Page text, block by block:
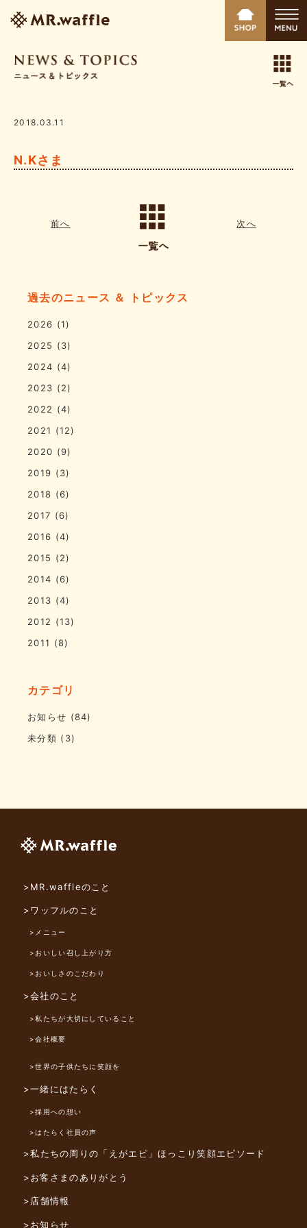
2018.03.11
N.Kさま
前へ 次へ
過去のニュース ＆ トピックス
2026 (1)
2025 (3)
2024 (4)
2023 (2)
2022 (4)
2021 (12)
2020 (9)
2019 (3)
2018 (6)
2017 (6)
2016 (4)
2015 (2)
2014 (6)
2013 (4)
2012 (13)
2011 (8)
カテゴリ
お知らせ (84)
未分類 (3)
>MR.waffleのこと
>ワッフルのこと
>メニュー
>おいしい召し上がり方
>おいしさのこだわり
>会社のこと
>私たちが大切にしていること
>会社概要
>世界の子供たちに笑顔を
>一緒にはたらく
>採用への想い
>はたらく社員の声
>私たちの周りの「えがエピ」ほっこり笑顔エピソード
>お客さまのありがとう
>店舗情報
>お知らせ